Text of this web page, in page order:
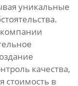
уникальные
качества,
стоимость в